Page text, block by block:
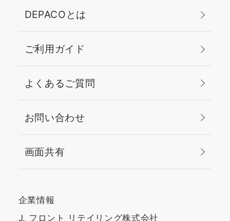
DEPACOとは
ご利用ガイド
よくあるご質問
お問い合わせ
画面共有
企業情報
J. フロント リテイリング株式会社